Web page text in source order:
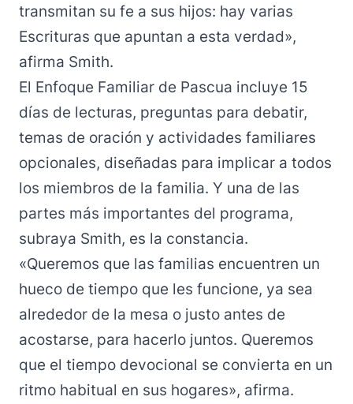
transmitan su fe a sus hijos: hay varias
Escrituras que apuntan a esta verdad»,
afirma Smith.
El Enfoque Familiar de Pascua incluye 15
días de lecturas, preguntas para debatir,
temas de oración y actividades familiares
opcionales, diseñadas para implicar a todos
los miembros de la familia. Y una de las
partes más importantes del programa,
subraya Smith, es la constancia.
«Queremos que las familias encuentren un
hueco de tiempo que les funcione, ya sea
alrededor de la mesa o justo antes de
acostarse, para hacerlo juntos. Queremos
que el tiempo devocional se convierta en un
ritmo habitual en sus hogares», afirma.